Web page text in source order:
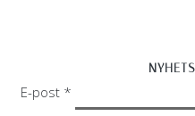
E-post *